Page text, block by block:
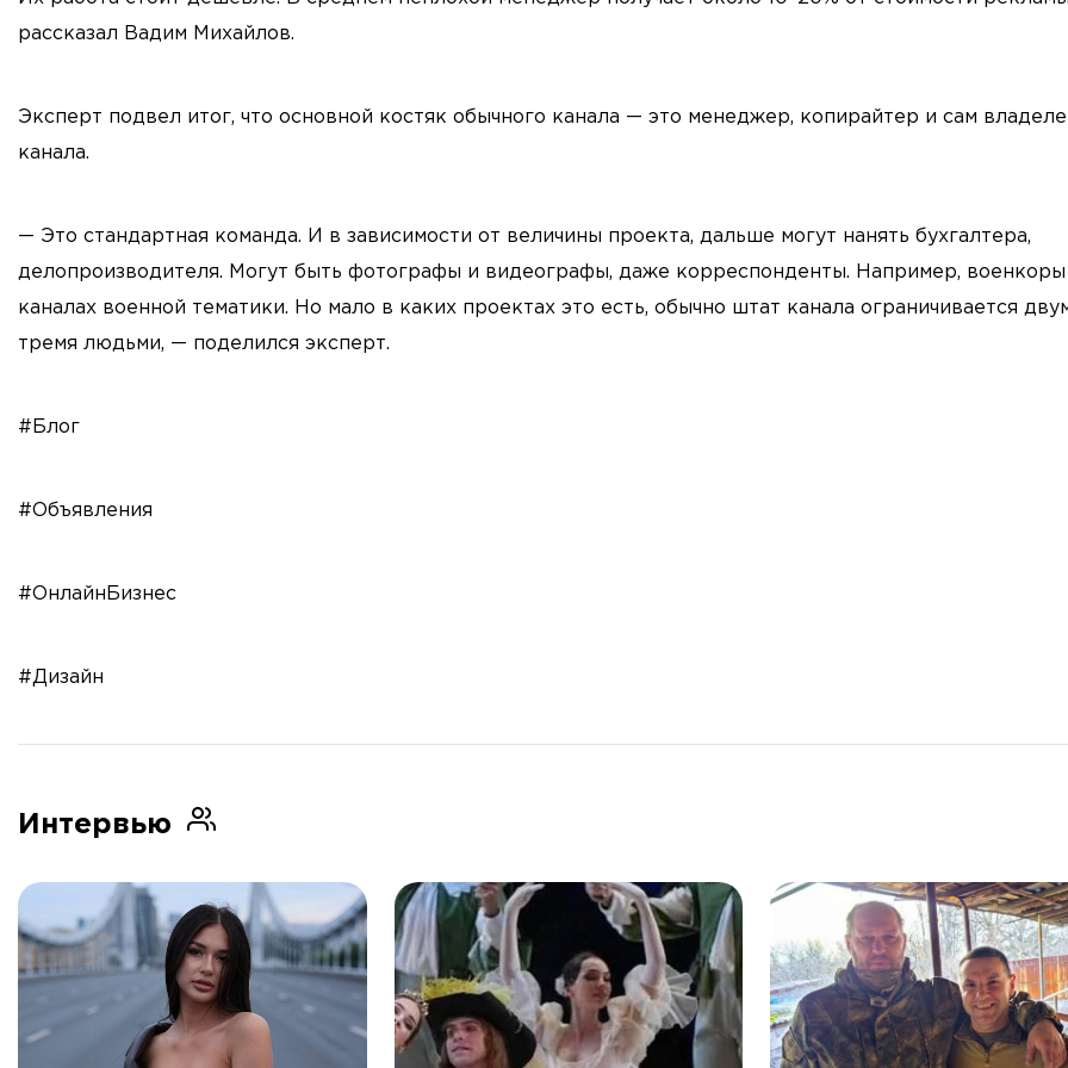
рассказал Вадим Михайлов.
Эксперт подвел итог, что основной костяк обычного канала — это менеджер, копирайтер и сам
канала.
— Это стандартная команда. И в зависимости от величины проекта, дальше могут нанять бухгалтера,
делопроизводителя. Могут быть фотографы и видеографы, даже корреспонденты. Например, военкоры
каналах военной тематики. Но мало в каких проектах это есть, обычно штат канала ограничивается
тремя людьми, — поделился эксперт.
#Блог
#Объявления
#ОнлайнБизнес
#Дизайн
Интервью